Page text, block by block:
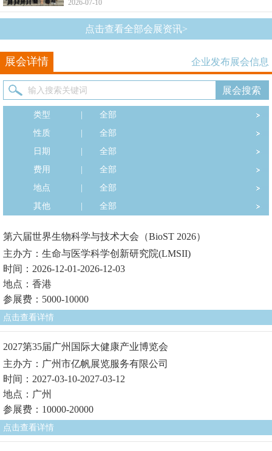
2026-07-10
点击查看全部会展资讯>
展会详情 企业发布展会信息
类型
全部
性质
全部
日期
全部
费用
全部
地点
全部
其他
全部
第六届世界生物科学与技术大会（BioST 2026）
主办方：生命与医学科学创新研究院(LMSII)
时间：2026-12-01-2026-12-03
地点：香港
参展费：5000-10000
点击查看详情
2027第35届广州国际大健康产业博览会
主办方：广州市亿帆展览服务有限公司
时间：2027-03-10-2027-03-12
地点：广州
参展费：10000-20000
点击查看详情